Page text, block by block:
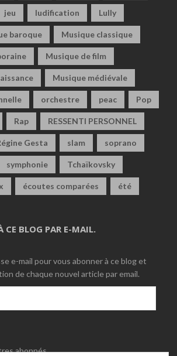
jeu ludification Lully
baroque Musique classique
Musique de film
Musique médiévale
orchestre peac Pop
Rap RESSENTI PERSONNEL
Gesta slam soprano
symphonie Tchaïkovsky
écoutes comparées été
BLOG PAR E-MAIL.
e-mail pour vous abonner à ce blog et
de chaque nouvel article par email.
abonnés